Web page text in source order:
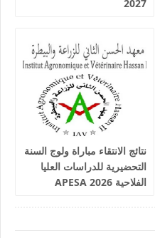
2027
نتائج الانتقاء مباراة ولوج السنة
التحضيرية للدراسات العليا
الفلاحية 2026 APESA